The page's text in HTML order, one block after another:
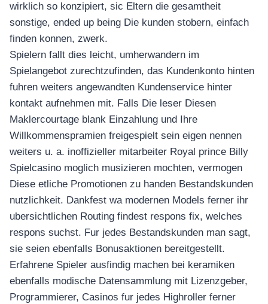
wirklich so konzipiert, sic Eltern die gesamtheit
sonstige, ended up being Die kunden stobern, einfach
finden konnen, zwerk.
Spielern fallt dies leicht, umherwandern im
Spielangebot zurechtzufinden, das Kundenkonto hinten
fuhren weiters angewandten Kundenservice hinter
kontakt aufnehmen mit. Falls Die leser Diesen
Maklercourtage blank Einzahlung und Ihre
Willkommenspramien freigespielt sein eigen nennen
weiters u. a. inoffizieller mitarbeiter Royal prince Billy
Spielcasino moglich musizieren mochten, vermogen
Diese etliche Promotionen zu handen Bestandskunden
nutzlichkeit. Dankfest wa modernen Models ferner ihr
ubersichtlichen Routing findest respons fix, welches
respons suchst. Fur jedes Bestandskunden man sagt,
sie seien ebenfalls Bonusaktionen bereitgestellt.
Erfahrene Spieler ausfindig machen bei keramiken
ebenfalls modische Datensammlung mit Lizenzgeber,
Programmierer, Casinos fur jedes Highroller ferner